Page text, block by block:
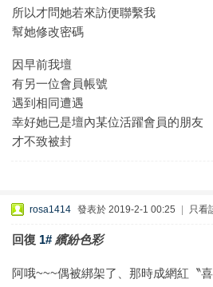
所以才問她若來訪便聯繫我
幫她修改密碼
因早前我壇
有另一位會員帳號
遇到相同遭遇
幸好她已是壇內某位活躍會員的朋友
才不致被封
rosa1414 發表於 2019-2-1 00:25 只看
回復 1# 繽紛色彩
阿哦~~~偶被綁架了、那時成網紅〝